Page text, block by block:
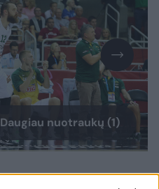
Daugiau nuotraukų (1)